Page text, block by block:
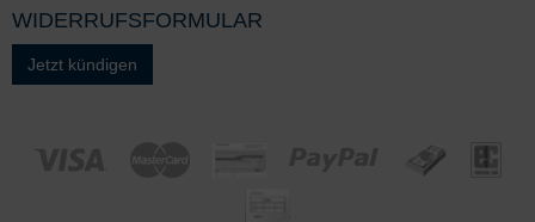
WIDERRUFSFORMULAR
Jetzt kündigen